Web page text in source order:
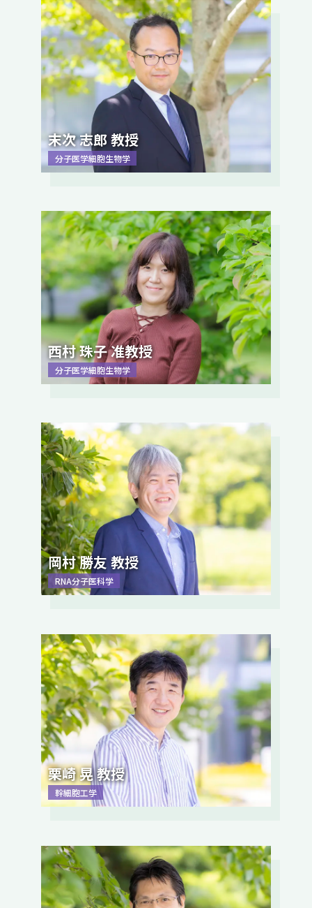
末次 志郎 教授
分子医学細胞生物学
西村 珠子 准教授
分子医学細胞生物学
岡村 勝友 教授
RNA分子医科学
栗崎 晃 教授
幹細胞工学